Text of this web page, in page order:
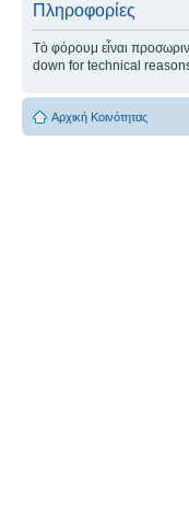
Πληροφορίες
Τὸ φόρουμ εἶναι
down for technical
Αρχική Κοινότητας